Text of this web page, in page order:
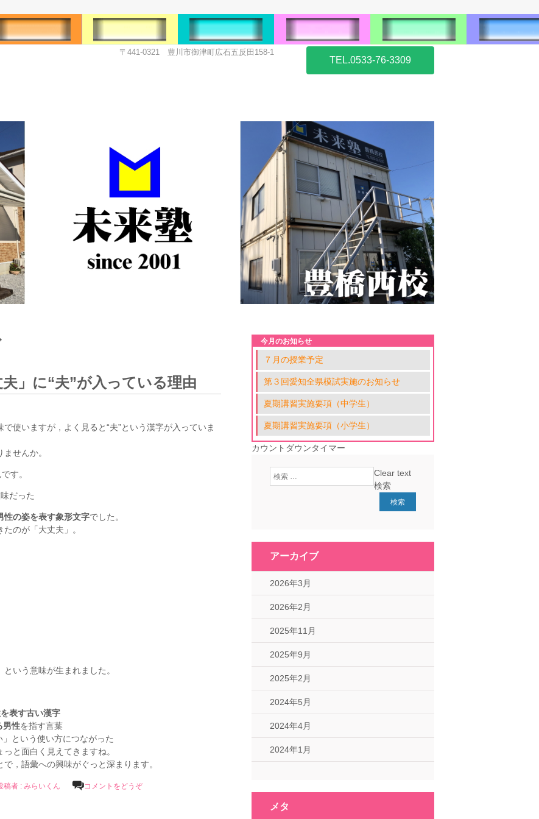
TEL.0533-76-3309
〒441-0321 豊川市御津町広石五反田158-1
」に“夫”が入っている理由
使いますが，よく見ると“夫”という漢字が入っていま
せんか。
す。
だった
性の姿を表す象形文字でした。
のが「大丈夫」。
いう意味が生まれました。
表す古い漢字
男性を指す言葉
という使い方につながった
と面白く見えてきますね。
，語彙への興味がぐっと深まります。
稿者 : みらいくん コメントをどうぞ
今月のお知らせ
７月の授業予定
第３回愛知全県模試実施のお知らせ
夏期講習実施要項（中学生）
夏期講習実施要項（小学生）
カウントダウンタイマー
Clear text
検索
アーカイブ
2026年3月
2026年2月
2025年11月
2025年9月
2025年2月
2024年5月
2024年4月
2024年1月
メタ